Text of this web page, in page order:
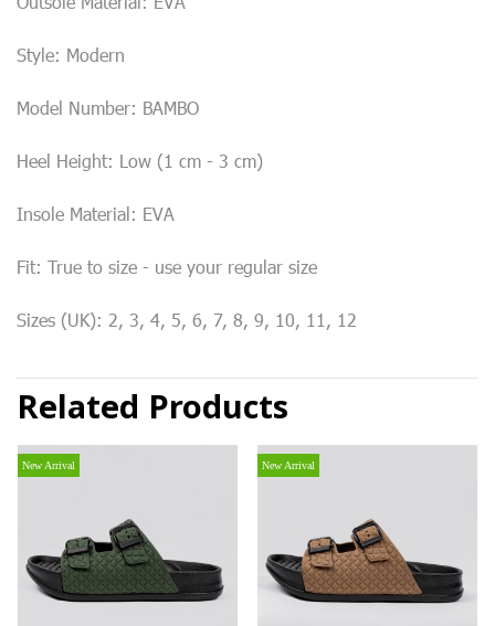
Style: Modern
Model Number: BAMBO
Heel Height: Low (1 cm - 3 cm)
Insole Material: EVA
Fit: True to size - use your regular size
Sizes (UK): 2, 3, 4, 5, 6, 7, 8, 9, 10, 11, 12
Related Products
New Arrival New Arrival